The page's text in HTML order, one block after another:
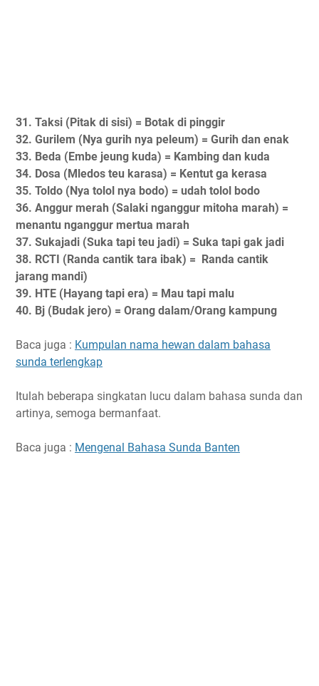
31. Taksi (Pitak di sisi) = Botak di pinggir
32. Gurilem (Nya gurih nya peleum) = Gurih dan enak
33. Beda (Embe jeung kuda) = Kambing dan kuda
34. Dosa (Mledos teu karasa) = Kentut ga kerasa
35. Toldo (Nya tolol nya bodo) = udah tolol bodo
36. Anggur merah (Salaki nganggur mitoha marah) =
menantu nganggur mertua marah
37. Sukajadi (Suka tapi teu jadi) = Suka tapi gak jadi
38. RCTI (Randa cantik tara ibak) = Randa cantik
jarang mandi)
39. HTE (Hayang tapi era) = Mau tapi malu
40. Bj (Budak jero) = Orang dalam/Orang kampung
Baca juga : Kumpulan nama hewan dalam bahasa
sunda terlengkap
Itulah beberapa singkatan lucu dalam bahasa sunda dan
artinya, semoga bermanfaat.
Baca juga : Mengenal Bahasa Sunda Banten